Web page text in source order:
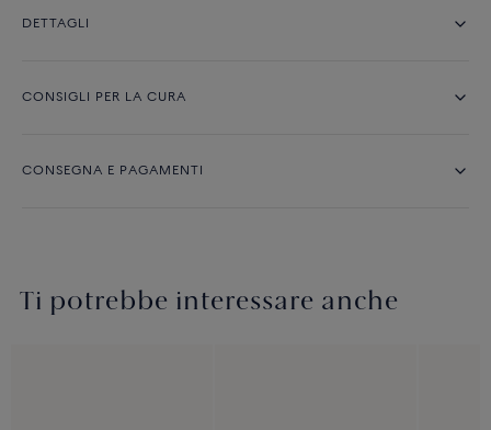
DETTAGLI
CONSIGLI PER LA CURA
CONSEGNA E PAGAMENTI
Ti potrebbe interessare anche